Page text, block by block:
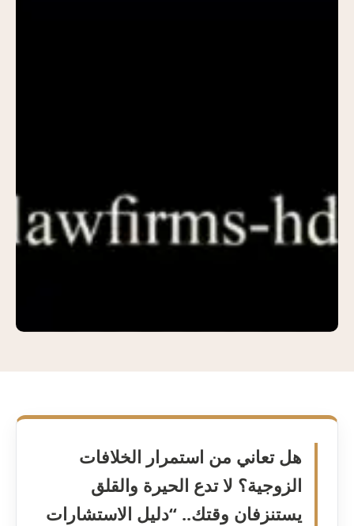
هل تعاني من استمرار الخلافات
الزوجية؟ لا تدع الحيرة والقلق
يستنزفان وقتك.. “دليل الاستشارات